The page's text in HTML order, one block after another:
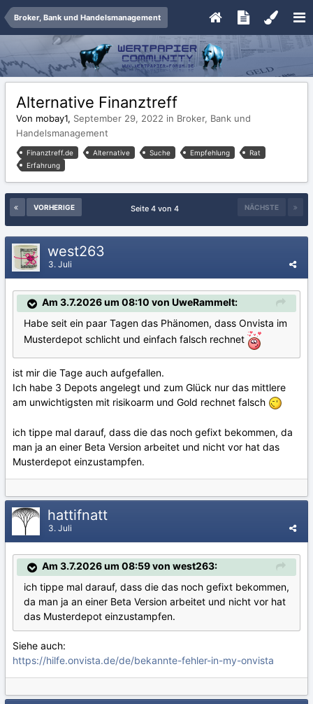
Broker, Bank und Handelsmanagement
Alternative Finanztreff
Von mobay1, September 29, 2022 in Broker, Bank und
Handelsmanagement
Finanztreff.de Alternative Suche Empfehlung
Rat
Erfahrung
VORHERIGE NÄCHSTE
Seite 4 von 4
west263
3. Juli
Am 3.7.2026 um 08:10 von UweRammelt:
Habe seit ein paar Tagen das Phänomen, dass Onvista im
Musterdepot schlicht und einfach falsch rechnet
ist mir die Tage auch aufgefallen.
Ich habe 3 Depots angelegt und zum Glück nur das mittlere
am unwichtigsten mit risikoarm und Gold rechnet falsch
ich tippe mal darauf, dass die das noch gefixt bekommen, da
man ja an einer Beta Version arbeitet und nicht vor hat das
Musterdepot einzustampfen.
hattifnatt
3. Juli
Am 3.7.2026 um 08:59 von west263:
ich tippe mal darauf, dass die das noch gefixt bekommen,
da man ja an einer Beta Version arbeitet und nicht vor hat
das Musterdepot einzustampfen.
Siehe auch:
https://hilfe.onvista.de/de/bekannte-fehler-in-my-onvista